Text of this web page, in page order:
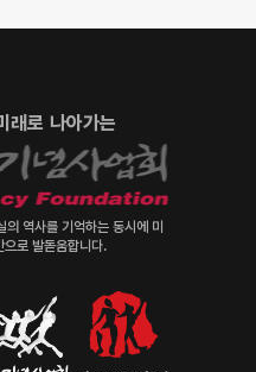
래로 나아가는
의 역사를 기억하는 동시에 미
으로 발돋움합니다.